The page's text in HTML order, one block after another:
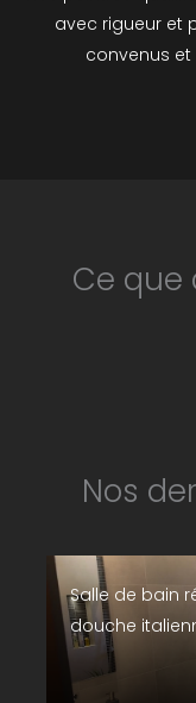
avec rigueur et
convenus
Ce que
Nos
Salle de bain
douche